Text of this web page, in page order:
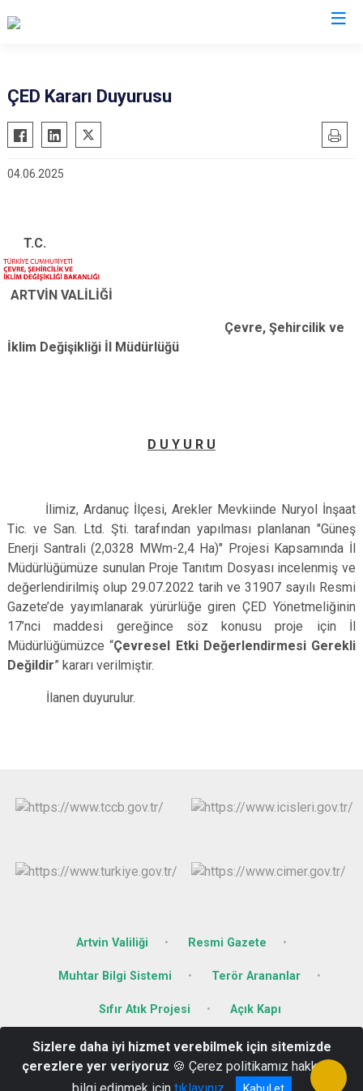
Ardanuç
Arhavi
Borçka
Şavşat
Yusufeli
Kemalpaşa
ÇED Kararı Duyurusu
04.06.2025
T.C.
ARTVİN VALİLİĞİ
Çevre, Şehircilik ve
İklim Değişikliği İl Müdürlüğü
D U Y U R U
İlimiz, Ardanuç İlçesi, Arekler Mevkiinde Nuryol İnşaat
Tic. ve San. Ltd. Şti. tarafından yapılması planlanan "Güneş
Enerji Santrali (2,0328 MWm-2,4 Ha)" Projesi Kapsamında İl
Müdürlüğümüze sunulan Proje Tanıtım Dosyası incelenmiş ve
değerlendirilmiş olup 29.07.2022 tarih ve 31907 sayılı Resmi
Gazete’de yayımlanarak yürürlüğe giren ÇED Yönetmeliğinin
17’nci maddesi gereğince söz konusu proje için İl
Müdürlüğümüzce “Çevresel Etki Değerlendirmesi Gerekli
Değildir” kararı verilmiştir.
İlanen duyurulur.
Artvin Valiliği Resmi Gazete
Muhtar Bilgi Sistemi Terör Arananlar
Sıfır Atık Projesi Açık Kapı
Hükümet Konağı Hükümet Cad. No.1/1 Ardanuç / Artvin / Türkiye
0(466) 611 20 06
Sizlere daha iyi hizmet verebilmek için sitemizde
çerezlere yer veriyoruz 🍪 Çerez politikamız hakkında